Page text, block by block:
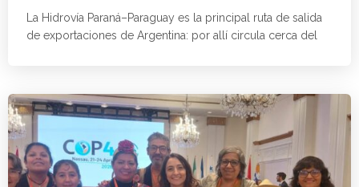
La Hidrovía Paraná–Paraguay es la principal ruta de salida
de exportaciones de Argentina: por allí circula cerca del